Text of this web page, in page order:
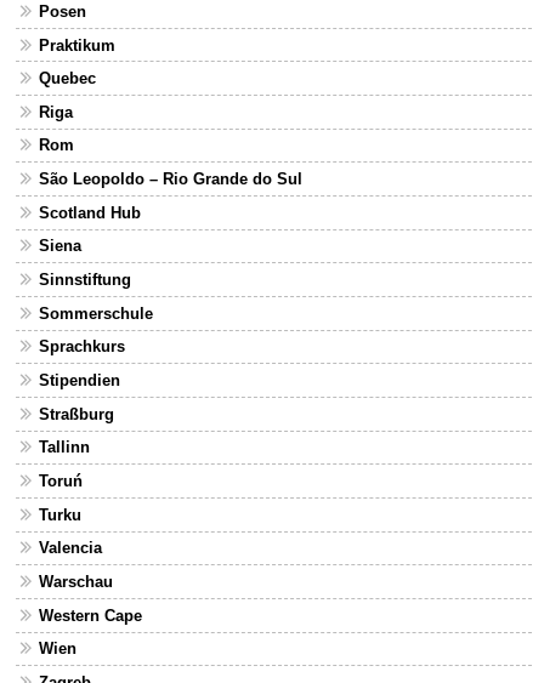
Posen
Praktikum
Quebec
Riga
Rom
São Leopoldo – Rio Grande do Sul
Scotland Hub
Siena
Sinnstiftung
Sommerschule
Sprachkurs
Stipendien
Straßburg
Tallinn
Toruń
Turku
Valencia
Warschau
Western Cape
Wien